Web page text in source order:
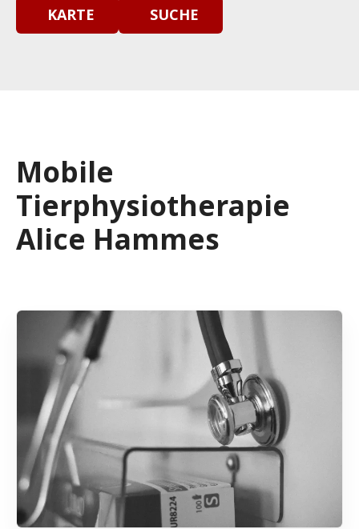
KARTE SUCHE
Mobile
Tierphysiotherapie
Alice Hammes